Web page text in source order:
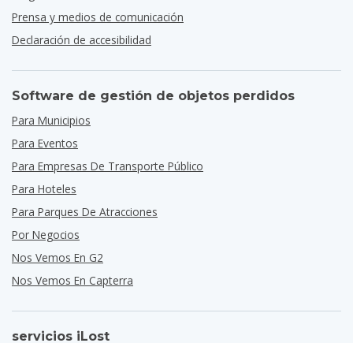
Prensa y medios de comunicación
Declaración de accesibilidad
Software de gestión de objetos perdidos
Para Municipios
Para Eventos
Para Empresas De Transporte Público
Para Hoteles
Para Parques De Atracciones
Por Negocios
Nos Vemos En G2
Nos Vemos En Capterra
servicios iLost